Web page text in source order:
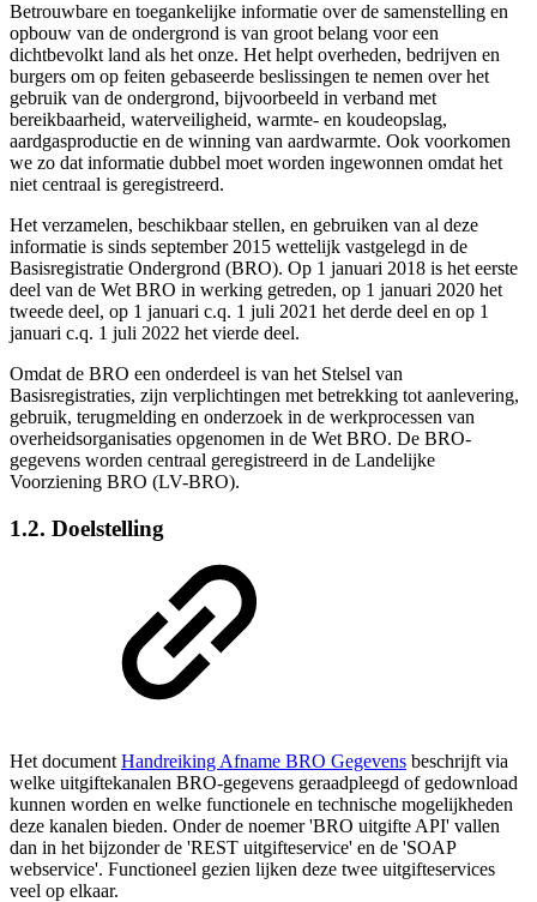
Betrouwbare en toegankelijke informatie over de samenstelling en
opbouw van de ondergrond is van groot belang voor een
dichtbevolkt land als het onze. Het helpt overheden, bedrijven en
burgers om op feiten gebaseerde beslissingen te nemen over het
gebruik van de ondergrond, bijvoorbeeld in verband met
bereikbaarheid, waterveiligheid, warmte- en koudeopslag,
aardgasproductie en de winning van aardwarmte. Ook voorkomen
we zo dat informatie dubbel moet worden ingewonnen omdat het
niet centraal is geregistreerd.
Het verzamelen, beschikbaar stellen, en gebruiken van al deze
informatie is sinds september 2015 wettelijk vastgelegd in de
Basisregistratie Ondergrond (BRO). Op 1 januari 2018 is het eerste
deel van de Wet BRO in werking getreden, op 1 januari 2020 het
tweede deel, op 1 januari c.q. 1 juli 2021 het derde deel en op 1
januari c.q. 1 juli 2022 het vierde deel.
Omdat de BRO een onderdeel is van het Stelsel van
Basisregistraties, zijn verplichtingen met betrekking tot aanlevering,
gebruik, terugmelding en onderzoek in de werkprocessen van
overheidsorganisaties opgenomen in de Wet BRO. De BRO-
gegevens worden centraal geregistreerd in de Landelijke
Voorziening BRO (LV-BRO).
1.2. Doelstelling
Het document Handreiking Afname BRO Gegevens beschrijft via
welke uitgiftekanalen BRO-gegevens geraadpleegd of gedownload
kunnen worden en welke functionele en technische mogelijkheden
deze kanalen bieden. Onder de noemer 'BRO uitgifte API' vallen
dan in het bijzonder de 'REST uitgifteservice' en de 'SOAP
webservice'. Functioneel gezien lijken deze twee uitgifteservices
veel op elkaar.